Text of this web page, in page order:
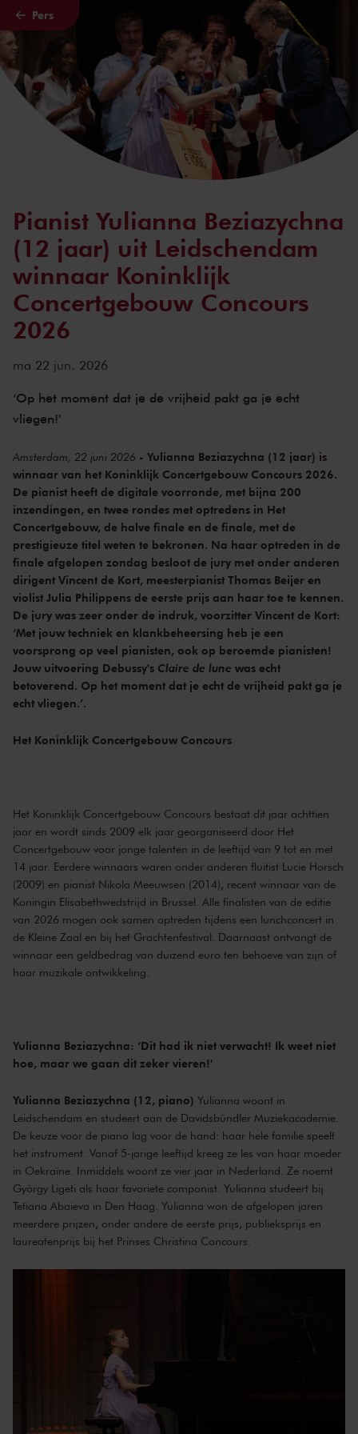
Naar hoofdcontent
Pers
Pianist Yulianna Beziazychna
(12 jaar) uit Leidschendam
winnaar Koninklijk
Concertgebouw Concours
2026
ma 22 jun. 2026
‘Op het moment dat je de vrijheid pakt ga je echt
vliegen!'
Amsterdam, 22 juni 2026 - Yulianna Beziazychna (12 jaar) is
winnaar van het Koninklijk Concertgebouw Concours 2026.
De pianist heeft de digitale voorronde, met bijna 200
inzendingen, en twee rondes met optredens in Het
Concertgebouw, de halve finale en de finale, met de
prestigieuze titel weten te bekronen. Na haar optreden in de
finale afgelopen zondag besloot de jury met onder anderen
dirigent Vincent de Kort, meesterpianist Thomas Beijer en
violist Julia Philippens de eerste prijs aan haar toe te kennen.
De jury was zeer onder de indruk, voorzitter Vincent de Kort:
‘Met jouw techniek en klankbeheersing heb je een
voorsprong op veel pianisten, ook op beroemde pianisten!
Jouw uitvoering Debussy's Claire de lune was echt
betoverend. Op het moment dat je echt de vrijheid pakt ga je
echt vliegen.’.
Het Koninklijk Concertgebouw Concours
Het Koninklijk Concertgebouw Concours bestaat dit jaar achttien
jaar en wordt sinds 2009 elk jaar georganiseerd door Het
Concertgebouw voor jonge talenten in de leeftijd van 9 tot en met
14 jaar. Eerdere winnaars waren onder anderen fluitist Lucie Horsch
(2009) en pianist Nikola Meeuwsen (2014), recent winnaar van de
Koningin Elisabethwedstrijd in Brussel. Alle finalisten van de editie
van 2026 mogen ook samen optreden tijdens een lunchconcert in
de Kleine Zaal en bij het Grachtenfestival. Daarnaast ontvangt de
winnaar een geldbedrag van duizend euro ten behoeve van zijn of
haar muzikale ontwikkeling.
Yulianna Beziazychna: ‘Dit had ik niet verwacht! Ik weet niet
hoe, maar we gaan dit zeker vieren!'
Yulianna Beziazychna (12, piano) Yulianna woont in
Leidschendam en studeert aan de Davidsbündler Muziekacademie.
De keuze voor de piano lag voor de hand: haar hele familie speelt
het instrument. Vanaf 5-jarige leeftijd kreeg ze les van haar moeder
in Oekraïne. Inmiddels woont ze vier jaar in Nederland. Ze noemt
György Ligeti als haar favoriete componist. Yulianna studeert bij
Tetiana Abaieva in Den Haag. Yulianna won de afgelopen jaren
meerdere prijzen, onder andere de eerste prijs, publieksprijs en
laureatenprijs bij het Prinses Christina Concours.